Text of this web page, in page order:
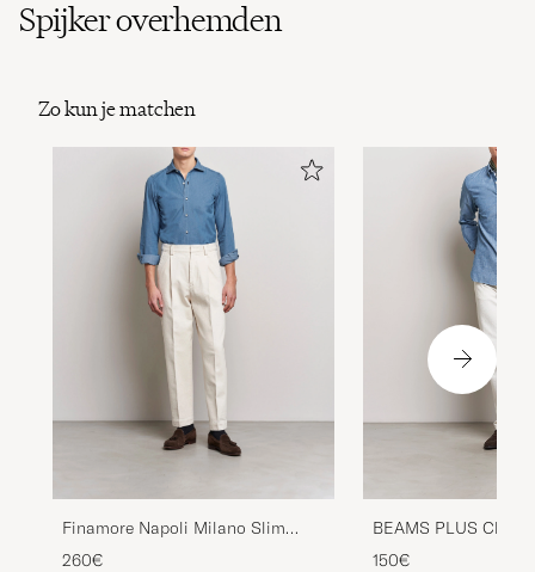
Spijker overhemden
Zo kun je matchen
Finamore Napoli Milano Slim
Denim Shirt Light Indigo
260€
BEAMS PLUS
Down Shirt Blue
150€